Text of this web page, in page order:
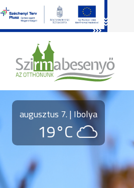
augusztus 7. | Ibolya
19°C